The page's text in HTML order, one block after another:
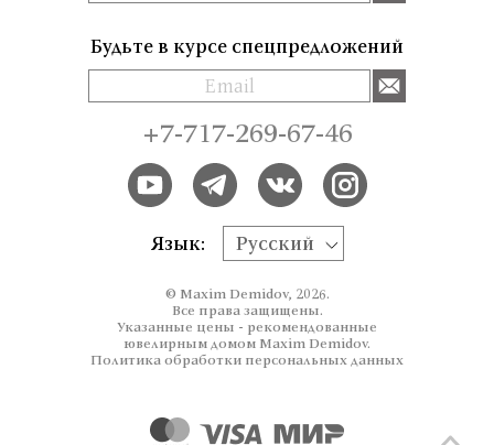
Будьте в курсе спецпредложений
+7-717-269-67-46
Язык: Русский
© Maxim Demidov, 2026.
Все права защищены.
Указанные цены - рекомендованные
ювелирным домом Maxim Demidov.
Политика обработки персональных данных